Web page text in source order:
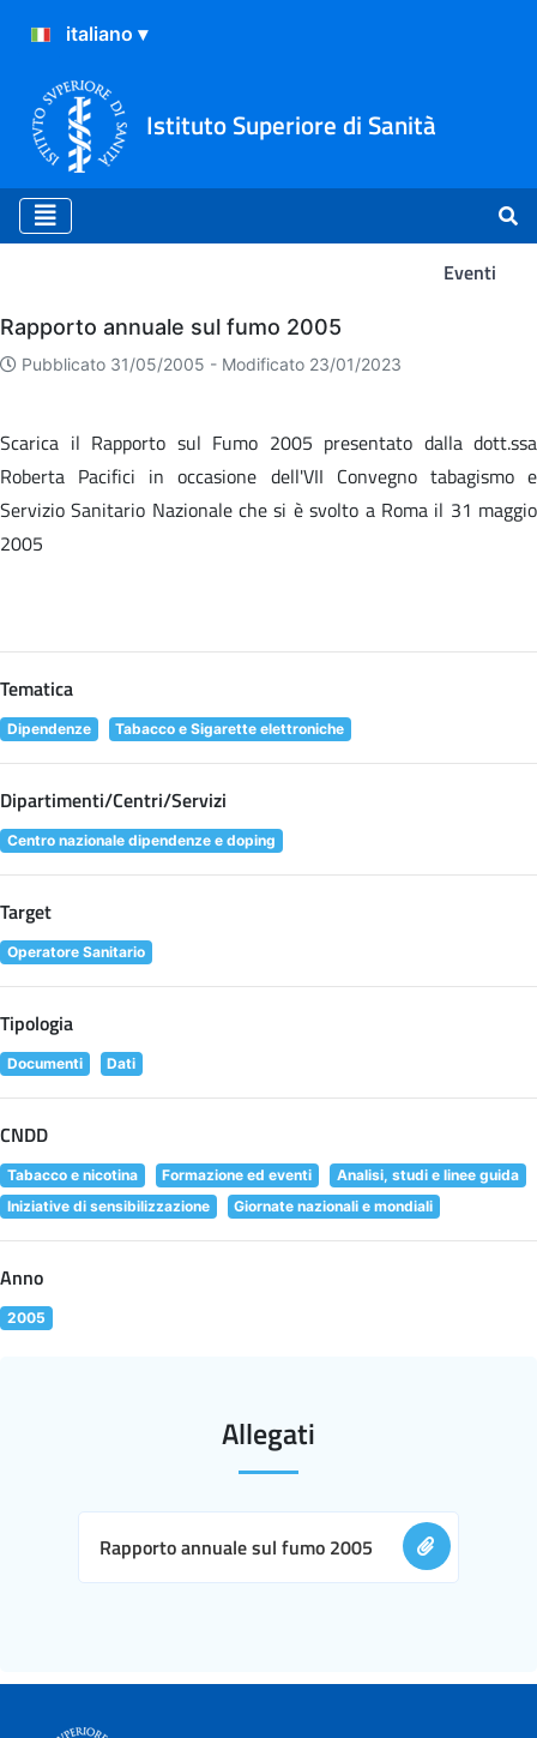
Istituto Superiore di Sanità
Eventi
Eventi
Rapporto annuale sul fumo 2005
Pubblicato 31/05/2005 - Modificato 23/01/2023
Scarica il Rapporto sul Fumo 2005 presentato dalla dott.ssa
Roberta Pacifici in occasione dell'VII Convegno tabagismo e
Servizio Sanitario Nazionale che si è svolto a Roma il 31 maggio
2005
Tematica
Dipendenze Tabacco e Sigarette elettroniche
Dipartimenti/Centri/Servizi
Centro nazionale dipendenze e doping
Target
Operatore Sanitario
Tipologia
Documenti Dati
CNDD
Tabacco e nicotina Formazione ed eventi
Analisi, studi e linee guida
Iniziative di sensibilizzazione
Giornate nazionali e mondiali
Anno
2005
Allegati
Rapporto annuale sul fumo 2005